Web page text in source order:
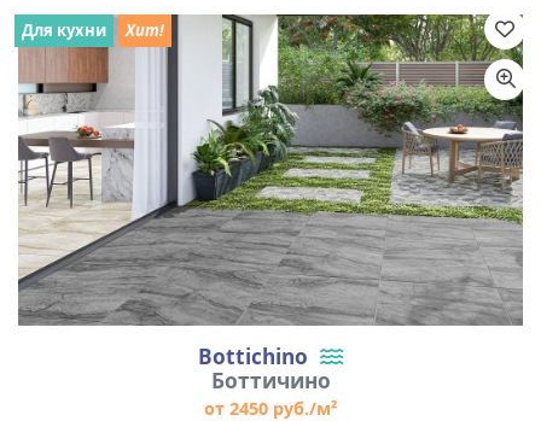
Bottichino
Боттичино
от 2450 руб./м²
Для кухни Хит!